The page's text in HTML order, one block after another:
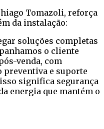
Tomazoli, reforça
da instalação:
soluções completas
o cliente
venda, com
preventiva e suporte
significa segurança
energia que mantém o